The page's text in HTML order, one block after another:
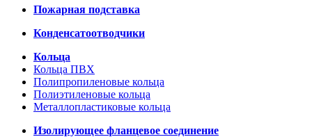
Пожарная подставка
Конденсатоотводчики
Кольца
Кольца ПВХ
Полипропиленовые кольца
Полиэтиленовые кольца
Металлопластиковые кольца
Изолирующее фланцевое соединение